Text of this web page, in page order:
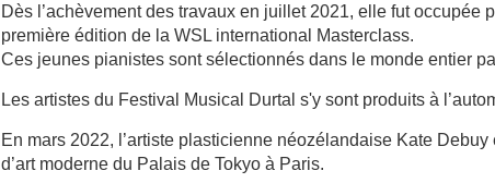
Dès l’achèvement des travaux en juillet 2021, elle fut
première édition de la WSL international Masterclass.
Ces jeunes pianistes sont sélectionnés dans le monde entier
Les artistes du Festival Musical Durtal s'y sont produits à
En mars 2022, l’artiste plasticienne néozélandaise Kate
d’art moderne du Palais de Tokyo à Paris.